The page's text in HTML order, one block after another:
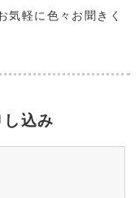
気軽に色々お聞きく
込み